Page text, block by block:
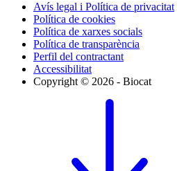
Avís legal i Política de privacitat
Política de cookies
Política de xarxes socials
Política de transparència
Perfil del contractant
Accessibilitat
Copyright © 2026 - Biocat